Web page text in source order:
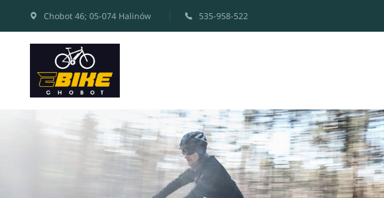
Chobot 46; 05-074 Halinów 535-958-522
ROWERÓW
KONTAKT
GALERIA
BLOG